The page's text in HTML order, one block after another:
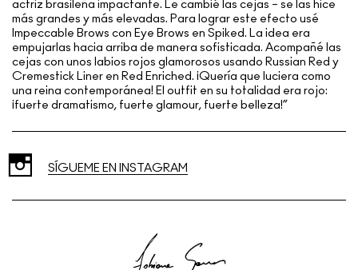
actriz brasileña impactante. Le cambié las cejas – se las hice
más grandes y más elevadas. Para lograr este efecto usé
Impeccable Brows con Eye Brows en Spiked. La idea era
empujarlas hacia arriba de manera sofisticada. Acompañé las
cejas con unos labios rojos glamorosos usando Russian Red y
Cremestick Liner en Red Enriched. ¡Quería que luciera como
una reina contemporánea! El outfit en su totalidad era rojo:
¡fuerte dramatismo, fuerte glamour, fuerte belleza!”
SÍGUEME EN INSTAGRAM